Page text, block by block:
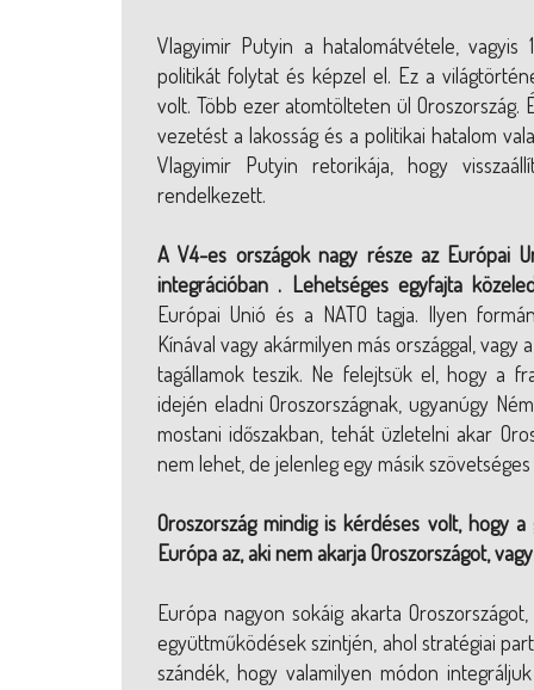
Vlagyimir Putyin a hatalomátvétele,
politikát folytat és képzel el. Ez a
volt. Több ezer atomtölteten ül
vezetést a lakosság és a politikai hatalom
Vlagyimir Putyin retorikája, hogy
rendelkezett.
A V4-es országok nagy része az Európai
integrációban . Lehetséges egyfajta
Európai Unió és a NATO tagja. Ilyen
Kínával vagy akármilyen más országgal,
tagállamok teszik. Ne felejtsük el, hogy a
idején eladni Oroszországnak, ugyanúgy
mostani időszakban, tehát üzletelni akar
nem lehet, de jelenleg egy másik
Oroszország mindig is kérdéses volt, hogy
Európa az, aki nem akarja Oroszországot,
Európa nagyon sokáig akarta
együttműködések szintjén, ahol stratégiai
szándék, hogy valamilyen módon